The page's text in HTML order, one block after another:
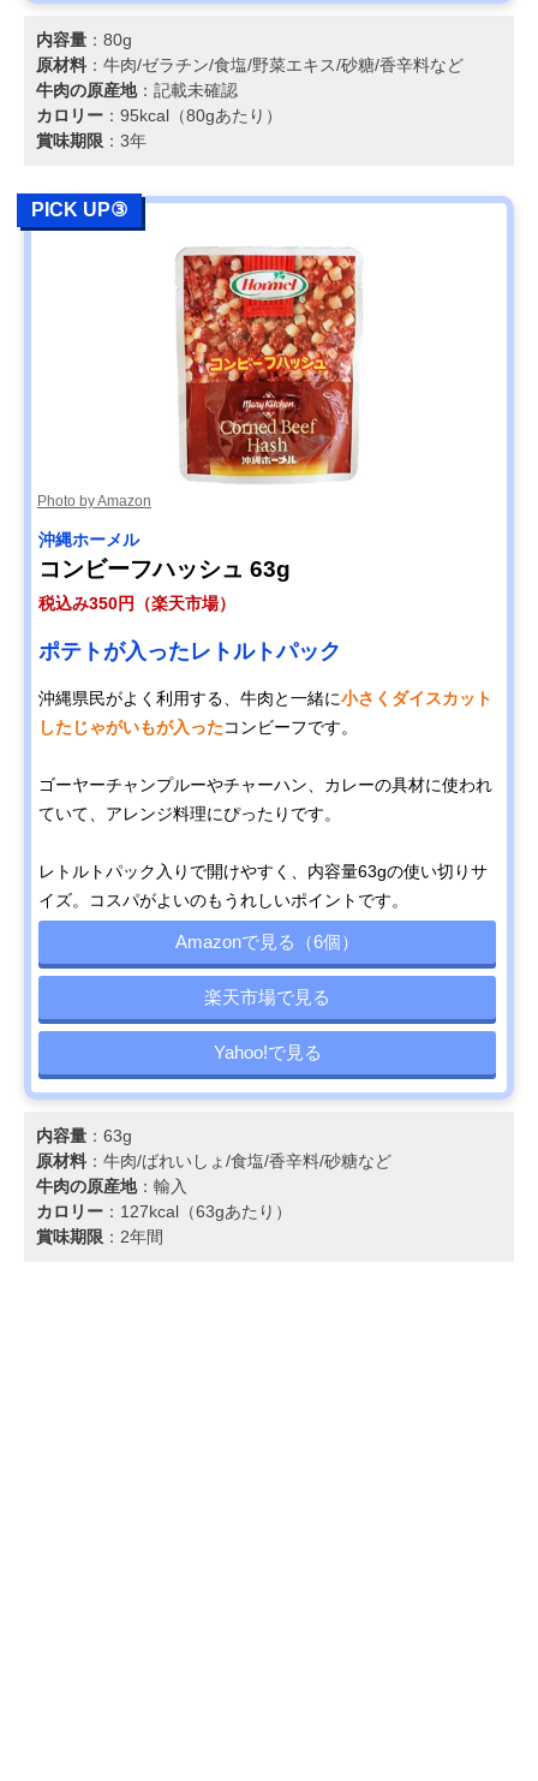
内容量 ：80g
原材料 ：牛肉/ゼラチン/食塩/野菜エキス/砂糖/香辛料など
牛肉の原産地：記載未確認
カロリー ：95kcal（80gあたり）
賞味期限 ：3年
PICK UP③
Photo by Amazon
‎沖縄ホーメル
コンビーフハッシュ 63g
税込み350円（楽天市場）
ポテトが入ったレトルトパック
沖縄県民がよく利用する、牛肉と一緒に小さくダイスカット
したじゃがいもが入ったコンビーフです。
ゴーヤーチャンプルーやチャーハン、カレーの具材に使われ
ていて、アレンジ料理にぴったりです。
レトルトパック入りで開けやすく、内容量63gの使い切りサ
イズ。コスパがよいのもうれしいポイントです。
Amazonで見る（6個）
楽天市場で見る
Yahoo!で見る
内容量 ：63g
原材料 ：牛肉/ばれいしょ/食塩/香辛料/砂糖など
牛肉の原産地：輸入
カロリー ：127kcal（63gあたり）
賞味期限 ：2年間